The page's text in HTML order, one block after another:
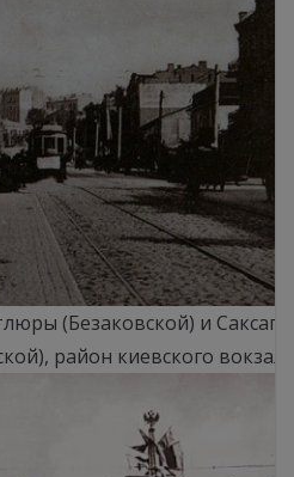
(Безаковской) и
район киевского вокзала